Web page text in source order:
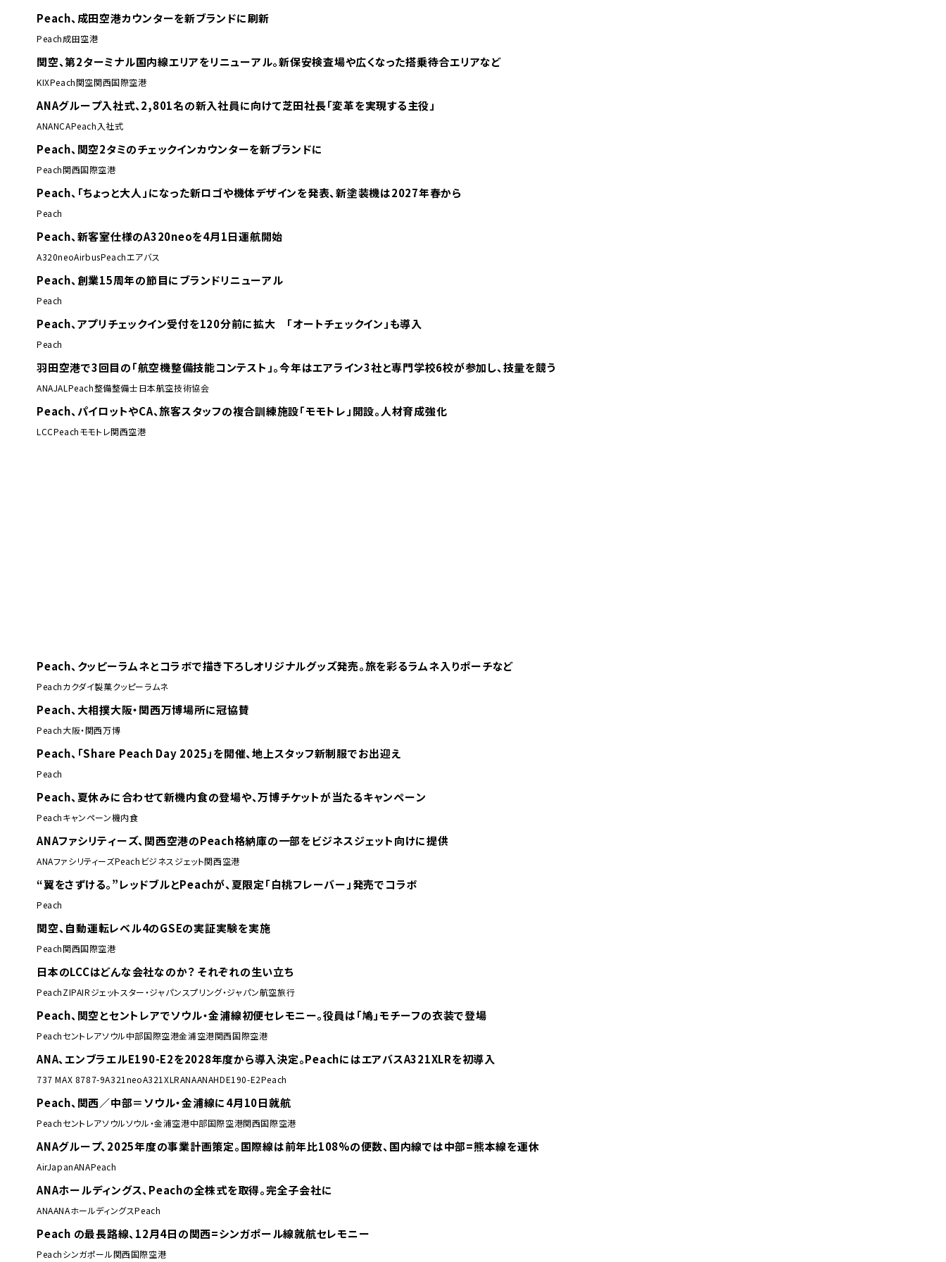
Peach、成田空港カウンターを新ブランドに刷新
Peach成田空港
関空、第2ターミナル国内線エリアをリニューアル。新保安検査場や広くなった搭乗待合エリアなど
KIXPeach関空関西国際空港
ANAグループ入社式、2,801名の新入社員に向けて芝田社長「変革を実現する主役」
ANANCAPeach 入社式
Peach、関空2タミのチェックインカウンターを新ブランドに
Peach関西国際空港
Peach、「ちょっと大人」になった新ロゴや機体デザインを発表、新塗装機は2027年春から
Peach
Peach、新客室仕様のA320neoを4月1日運航開始
A320neoAirbusPeachエアバス
Peach、創業15周年の節目にブランドリニューアル
Peach
Peach、アプリチェックイン受付を120分前に拡大 「オートチェックイン」も導入
Peach
羽田空港で3回目の「航空機整備技能コンテスト」。今年はエアライン3社と専門学校6校が参加し、技量を競う
ANAJAL Peach整備整備士日本航空技術協会
Peach、パイロットやCA、旅客スタッフの複合訓練施設「モモトレ」開設。人材育成強化
LCCPeachモモトレ関西空港
Peach、クッピーラムネとコラボで描き下ろしオリジナルグッズ発売。旅を彩るラムネ入りポーチなど
Peachカクダイ製菓クッピーラムネ
Peach、大相撲大阪・関西万博場所に冠協賛
Peach大阪・関西万博
Peach、「Share Peach Day 2025」を開催、地上スタッフ新制服でお出迎え
Peach
Peach、夏休みに合わせて新機内食の登場や、万博チケットが当たるキャンペーン
Peachキャンペーン機内食
ANAファシリティーズ、関西空港のPeach格納庫の一部をビジネスジェット向けに提供
ANAファシリティーズPeach ビジネスジェット関西空港
“翼をさずける。”レッドブルとPeachが、夏限定「白桃フレーバー」発売でコラボ
Peach
関空、自動運転レベル4のGSEの実証実験を実施
Peach関西国際空港
日本のLCCはどんな会社なのか？ それぞれの生い立ち
PeachZIPAIRジェットスター・ジャパンスプリング・ジャパン航空旅行
Peach、関空とセントレアでソウル・金浦線初便セレモニー。役員は「鳩」モチーフの衣装で登場
Peachセントレアソウル中部国際空港金浦空港関西国際空港
ANA、エンブラエルE190-E2を2028年度から導入決定。PeachにはエアバスA321XLRを初導入
737 MAX 8787-9A321neoA321XLRANAANAHDE190-E2Peach
Peach、関西／中部＝ソウル・金浦線に4月10日就航
Peachセントレアソウルソウル・金浦空港中部国際空港関西国際空港
ANAグループ、2025年度の事業計画策定。国際線は前年比108%の便数、国内線では中部=熊本線を運休
AirJapanANAPeach
ANAホールディングス、Peachの全株式を取得。完全子会社に
ANAANAホールディングスPeach
Peach の最長路線、12月4日の関西=シンガポール線就航セレモニー
Peachシンガポール関西国際空港